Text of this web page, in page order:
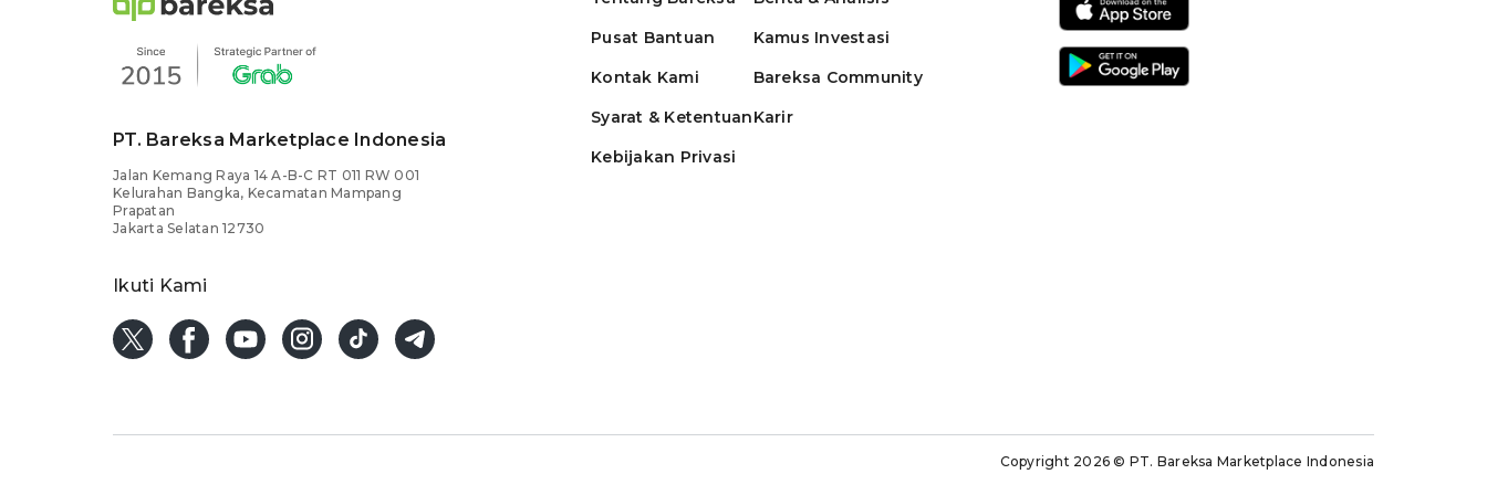
PT. Bareksa Marketplace Indonesia
Jalan Kemang Raya 14 A-B-C RT 011 RW 001
Kelurahan Bangka, Kecamatan Mampang
Prapatan
Jakarta Selatan 12730
Ikuti Kami
Pusat Bantuan
Kontak Kami
Syarat & Ketentuan
Kebijakan Privasi
Kamus Investasi
Bareksa Community
Karir
Copyright 2026© PT. Bareksa Marketplace Indonesia